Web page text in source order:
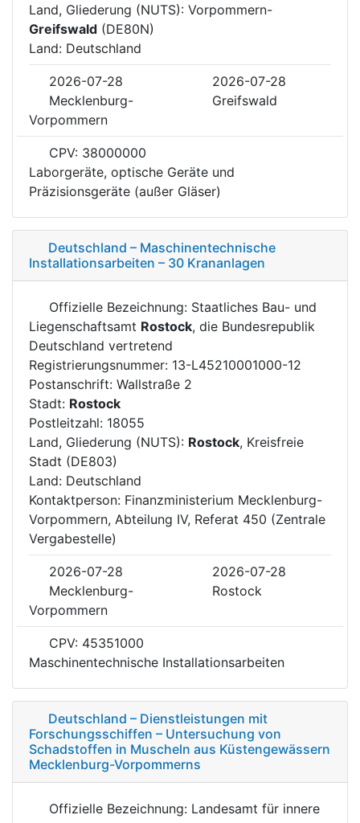
Land, Gliederung (NUTS): Vorpommern-
Greifswald (DE80N)
Land: Deutschland
2026-07-28
2026-07-28
Mecklenburg-
Vorpommern
Greifswald
CPV: 38000000
Laborgeräte, optische Geräte und
Präzisionsgeräte (außer Gläser)
Deutschland – Maschinentechnische
Installationsarbeiten – 30 Krananlagen
Offizielle Bezeichnung: Staatliches Bau- und
Liegenschaftsamt Rostock, die Bundesrepublik
Deutschland vertretend
Registrierungsnummer: 13-L45210001000-12
Postanschrift: Wallstraße 2
Stadt: Rostock
Postleitzahl: 18055
Land, Gliederung (NUTS): Rostock, Kreisfreie
Stadt (DE803)
Land: Deutschland
Kontaktperson: Finanzministerium Mecklenburg-
Vorpommern, Abteilung IV, Referat 450 (Zentrale
Vergabestelle)
2026-07-28
2026-07-28
Mecklenburg-
Vorpommern
Rostock
CPV: 45351000
Maschinentechnische Installationsarbeiten
Deutschland – Dienstleistungen mit
Forschungsschiffen – Untersuchung von
Schadstoffen in Muscheln aus Küstengewässern
Mecklenburg-Vorpommerns
Offizielle Bezeichnung: Landesamt für innere